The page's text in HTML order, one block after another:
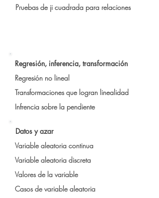
Pruebas de ji cuadrada para relaciones
Regresión, inferencia, transformación
Regresión no lineal
Transformaciones que logran linealidad
Infrencia sobre la pendiente
Datos y azar
Variable aleatoria continua
Variable aleatoria discreta
Valores de la variable
Casos de variable aleatoria